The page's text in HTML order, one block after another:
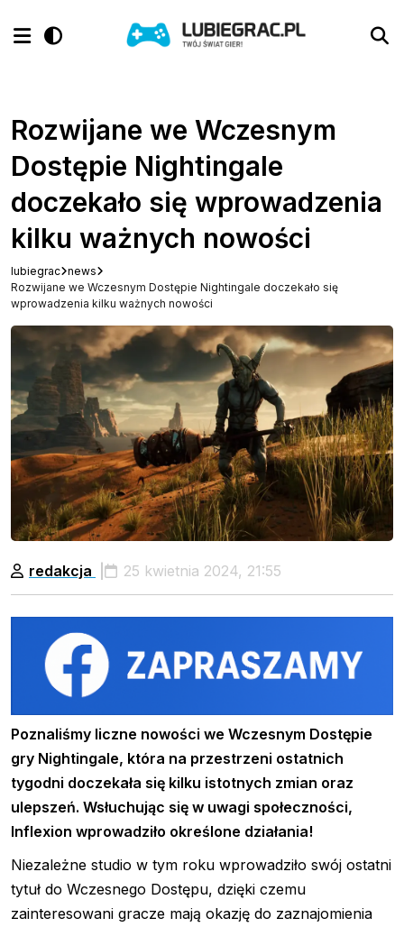
Rozwijane we Wczesnym
Dostępie Nightingale
doczekało się wprowadzenia
kilku ważnych nowości
lubiegrac news
Rozwijane we Wczesnym Dostępie Nightingale doczekało się
wprowadzenia kilku ważnych nowości
redakcja 25 kwietnia 2024, 21:55
Poznaliśmy liczne nowości we Wczesnym Dostępie
gry Nightingale, która na przestrzeni ostatnich
tygodni doczekała się kilku istotnych zmian oraz
ulepszeń. Wsłuchując się w uwagi społeczności,
Inflexion wprowadziło określone działania!
Niezależne studio w tym roku wprowadziło swój ostatni
tytuł do Wczesnego Dostępu, dzięki czemu
zainteresowani gracze mają okazję do zaznajomienia